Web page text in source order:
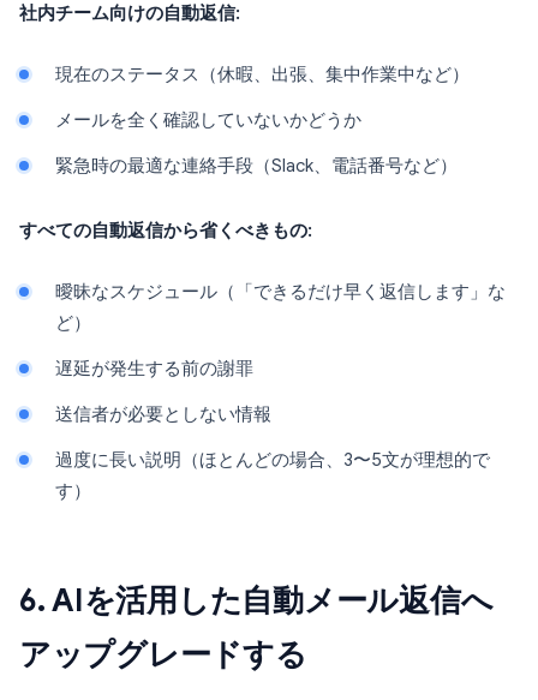
社内チーム向けの自動返信:
現在のステータス（休暇、出張、集中作業中など）
メールを全く確認していないかどうか
緊急時の最適な連絡手段（Slack、電話番号など）
すべての自動返信から省くべきもの:
曖昧なスケジュール（「できるだけ早く返信します」な
ど）
遅延が発生する前の謝罪
送信者が必要としない情報
過度に長い説明（ほとんどの場合、3〜5文が理想的で
す）
6. AIを活用した自動メール返信へ
アップグレードする